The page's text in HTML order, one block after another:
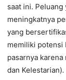
saat ini. Peluang
meningkatnya
yang
memiliki potensi
pasarnya
dan Kelestarian).